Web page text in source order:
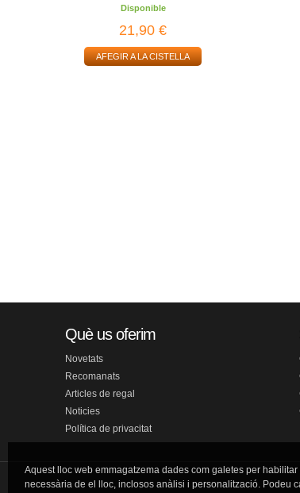
Disponible
21,90 €
AFEGIR A LA CISTELLA
Què us oferim
Novetats
Recomanats
Articles de regal
Noticies
Política de privacitat
Aquest lloc web emmagatzema dades com galetes per
necessària de el lloc, inclosos anàlisi i personalització. Podeu